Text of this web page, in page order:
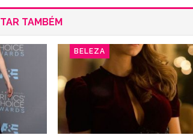
TAMBÉM
BELEZA